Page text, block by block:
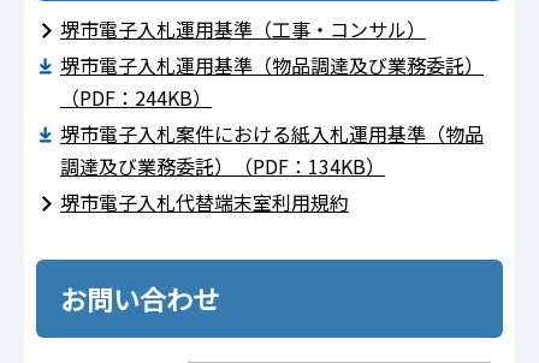
堺市電子入札運用基準（工事・コンサル）
堺市電子入札運用基準（物品調達及び業務委託）
（PDF：244KB）
堺市電子入札案件における紙入札運用基準（物品
調達及び業務委託）（PDF：134KB）
堺市電子入札代替端末室利用規約
お問い合わせ